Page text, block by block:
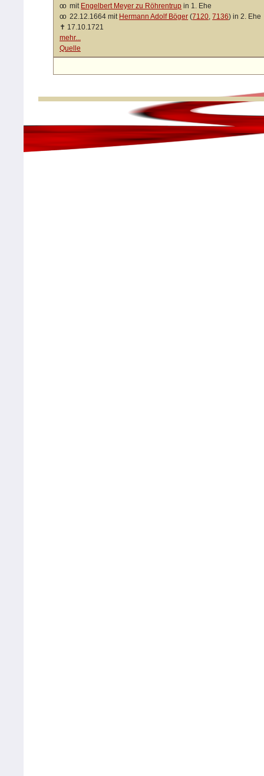
oo mit Engelbert Meyer zu Röhrentrup in 1. Ehe
oo 22.12.1664 mit Hermann Adolf Böger (7120,7136) in 2. Ehe
✝ 17.10.1721
mehr...
Quelle